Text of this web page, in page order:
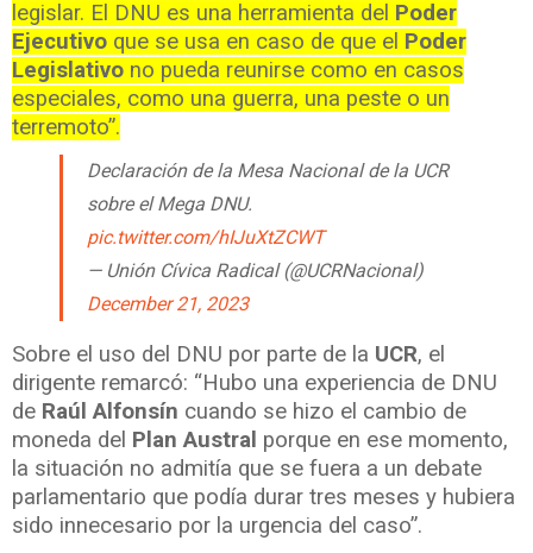
legislar. El DNU es una herramienta del Poder
Ejecutivo que se usa en caso de que el Poder
Legislativo no pueda reunirse como en casos
especiales, como una guerra, una peste o un
terremoto”.
Declaración de la Mesa Nacional de la UCR
sobre el Mega DNU.
pic.twitter.com/hIJuXtZCWT
— Unión Cívica Radical (@UCRNacional)
December 21, 2023
Sobre el uso del DNU por parte de la UCR, el
dirigente remarcó: “Hubo una experiencia de DNU
de Raúl Alfonsín cuando se hizo el cambio de
moneda del Plan Austral porque en ese momento,
la situación no admitía que se fuera a un debate
parlamentario que podía durar tres meses y hubiera
sido innecesario por la urgencia del caso”.